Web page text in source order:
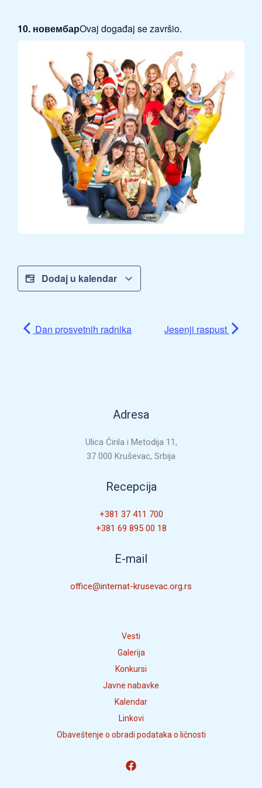
10. новембарOvaj događaj se završio.
Dodaj u kalendar
Dan prosvetnih radnika Jesenji raspust
Adresa
Ulica Ćirila i Metodija 11,
37 000 Kruševac, Srbija
Recepcija
+381 37 411 700
+381 69 895 00 18
E-mail
office@internat-krusevac.org.rs
Vesti
Galerija
Konkursi
Javne nabavke
Kalendar
Linkovi
Obaveštenje o obradi podataka o ličnosti